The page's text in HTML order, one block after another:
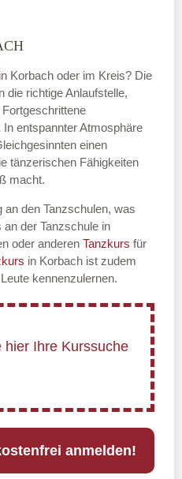
in Korbach oder im Kreis? Die
die richtige Anlaufstelle,
entspannter Atmosphäre
einen
tänzerischen Fähigkeiten
macht.
an den Tanzschulen, was
der Tanzschule in
oder anderen Tanzkurs für
in Korbach ist zudem
kennenzulernen.
anmelden!